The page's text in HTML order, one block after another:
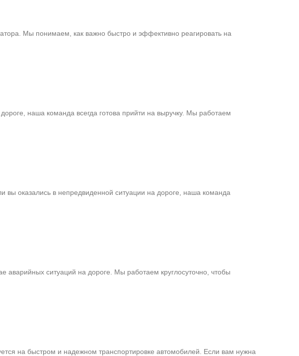
Мы понимаем, как важно быстро и эффективно реагировать на
наша команда всегда готова прийти на выручку. Мы работаем
вы оказались в непредвиденной ситуации на дороге, наша команда
ситуаций на дороге. Мы работаем круглосуточно, чтобы
на быстром и надежном транспортировке автомобилей. Если вам нужна